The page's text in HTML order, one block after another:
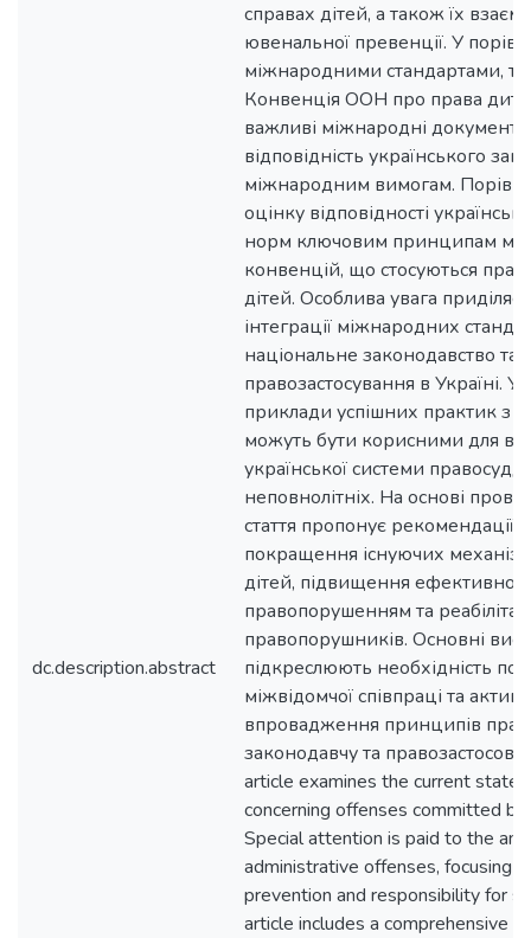
dc.description.abstract
справах дітей, а також їх
ювенальної превенції. У
міжнародними стандартами,
Конвенція ООН про права
важливі міжнародні документи,
відповідність українського
міжнародним вимогам.
оцінку відповідності
норм ключовим принципам
конвенцій, що стосуються
дітей. Особлива увага
інтеграції міжнародних
національне законодавство та
правозастосування в Україні. У
приклади успішних практик з
можуть бути корисними для
української системи
неповнолітніх. На основі
стаття пропонує рекомендації
покращення існуючих
дітей, підвищення
правопорушенням та
правопорушників. Основні
підкреслюють необхідність
міжвідомчої співпраці та
впровадження принципів
законодавчу та
article examines the current state
concerning offenses committed by
Special attention is paid to the
administrative offenses, focusing
prevention and responsibility for
article includes a comprehensive